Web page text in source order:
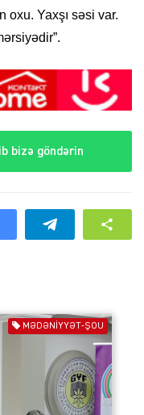
oxu. Yaxşı səsi var.
bizə göndərin
MƏDƏNIYYƏT-ŞOU